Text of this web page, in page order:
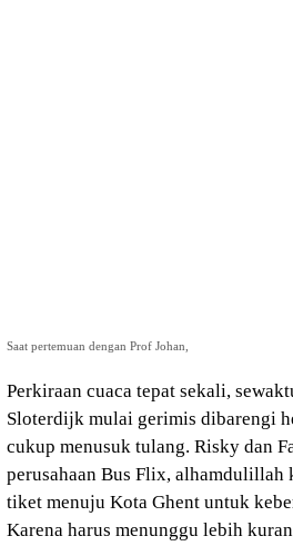
Saat pertemuan dengan Prof Johan,
Perkiraan cuaca tepat sekali,
Sloterdijk mulai gerimis dibarengi
cukup menusuk tulang. Risky dan
perusahaan Bus Flix, alhamdulillah
tiket menuju Kota Ghent untuk
Karena harus menunggu lebih